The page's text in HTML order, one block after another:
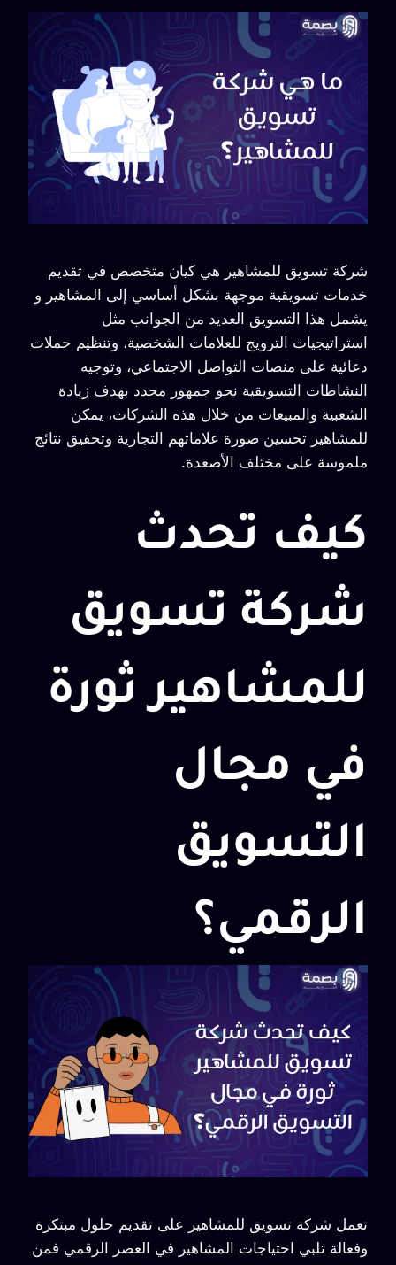
شركة تسويق للمشاهير هي كيان متخصص في تقديم
خدمات تسويقية موجهة بشكل أساسي إلى المشاهير و
يشمل هذا التسويق العديد من الجوانب مثل
استراتيجيات الترويج للعلامات الشخصية، وتنظيم حملات
دعائية على منصات التواصل الاجتماعي، وتوجيه
النشاطات التسويقية نحو جمهور محدد بهدف زيادة
الشعبية والمبيعات من خلال هذه الشركات، يمكن
للمشاهير تحسين صورة علاماتهم التجارية وتحقيق نتائج
ملموسة على مختلف الأصعدة.
كيف تحدث
شركة تسويق
للمشاهير ثورة
في مجال
التسويق
الرقمي؟
تعمل شركة تسويق للمشاهير على تقديم حلول مبتكرة
وفعالة تلبي احتياجات المشاهير في العصر الرقمي فمن